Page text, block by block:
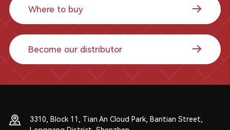
Where to buy
Become our distributor
3310, Block 11, Tian An Cloud Park, Bantian Street,